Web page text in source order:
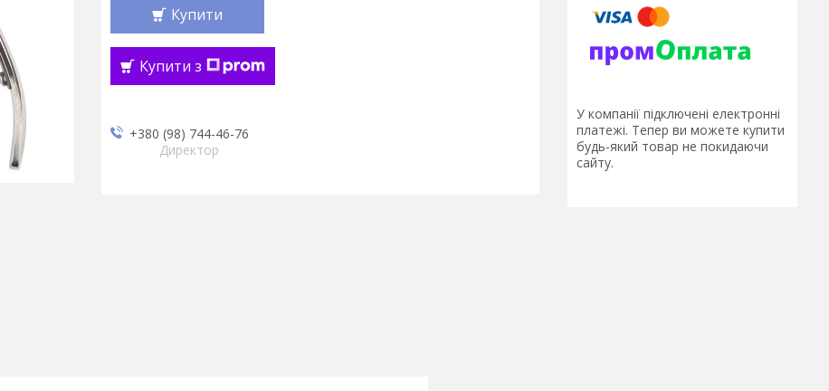
Купити
Купити з
+380 (98) 744-46-76
Директор
У компанії підключені електронні
платежі. Тепер ви можете купити
будь-який товар не покидаючи
сайту.